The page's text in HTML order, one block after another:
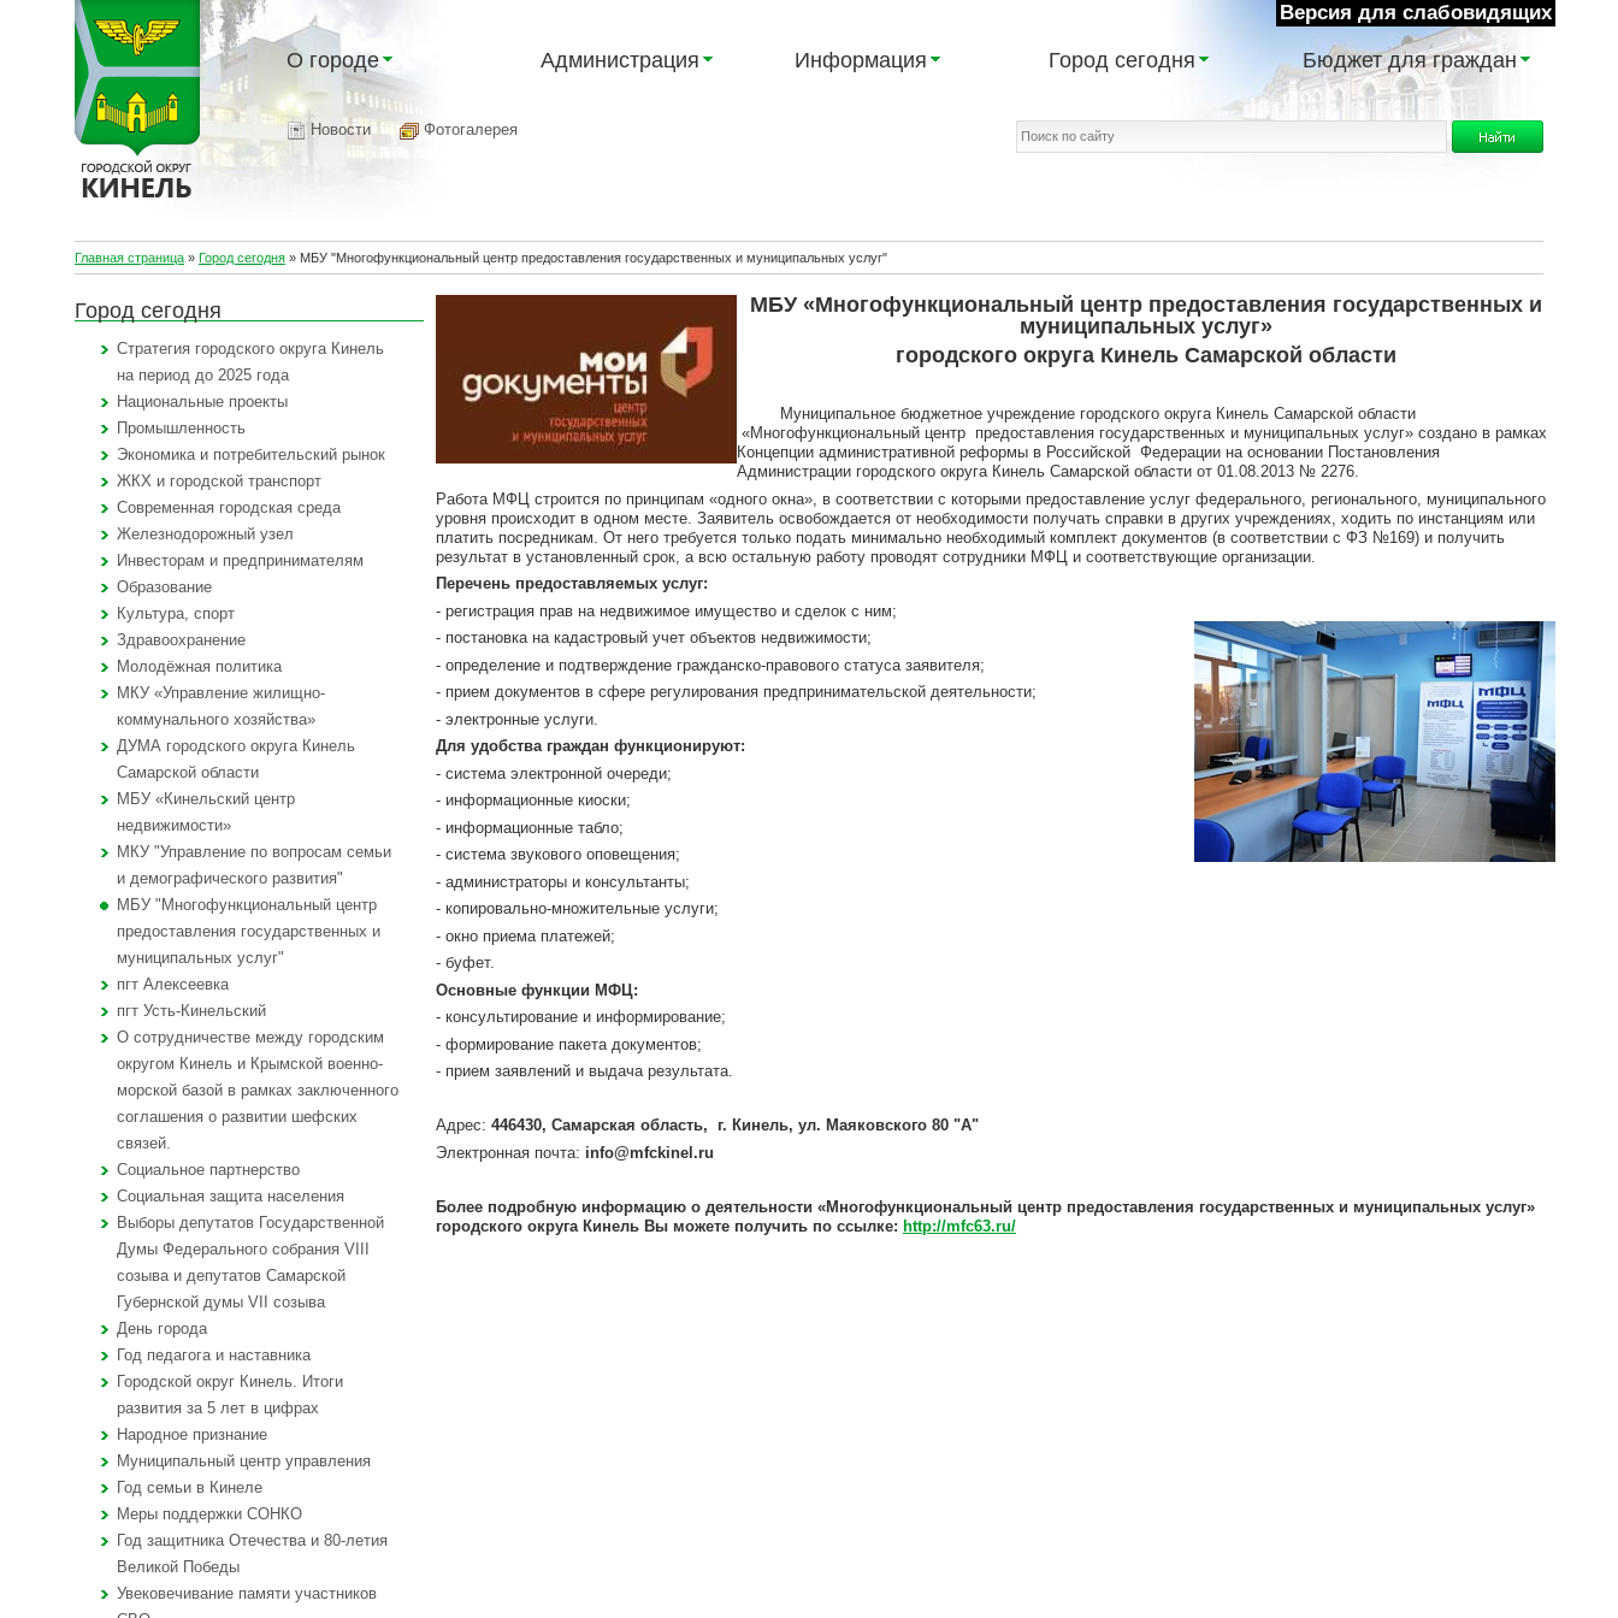
Версия для слабовидящих
О городе Администрация Информация Город сегодня Бюджет для граждан
Новости Фотогалерея
Главная страница » Город сегодня » МБУ "Многофункциональный центр предоставления государственных и муниципальных услуг"
Город сегодня
Стратегия городского округа Кинель
на период до 2025 года
Национальные проекты
Промышленность
Экономика и потребительский рынок
ЖКХ и городской транспорт
Современная городская среда
Железнодорожный узел
Инвесторам и предпринимателям
Образование
Культура, спорт
Здравоохранение
Молодёжная политика
МКУ «Управление жилищно-
коммунального хозяйства»
ДУМА городского округа Кинель
Самарской области
МБУ «Кинельский центр
недвижимости»
МКУ "Управление по вопросам семьи
и демографического развития"
МБУ "Многофункциональный центр
предоставления государственных и
муниципальных услуг"
пгт Алексеевка
пгт Усть-Кинельский
О сотрудничестве между городским
округом Кинель и Крымской военно-
морской базой в рамках заключенного
соглашения о развитии шефских
связей.
Социальное партнерство
Социальная защита населения
Выборы депутатов Государственной
Думы Федерального собрания VIII
созыва и депутатов Самарской
Губернской думы VII созыва
День города
Год педагога и наставника
Городской округ Кинель. Итоги
развития за 5 лет в цифрах
Народное признание
Муниципальный центр управления
Год семьи в Кинеле
Меры поддержки СОНКО
Год защитника Отечества и 80-летия
Великой Победы
Увековечивание памяти участников
МБУ «Многофункциональный центр предоставления государственных и
муниципальных услуг»
городского округа Кинель Самарской области
Муниципальное бюджетное учреждение городского округа Кинель Самарской области
«Многофункциональный центр предоставления государственных и муниципальных услуг» создано в рамках
Концепции административной реформы в Российской Федерации на основании Постановления
Администрации городского округа Кинель Самарской области от 01.08.2013 № 2276.
Работа МФЦ строится по принципам «одного окна», в соответствии с которыми предоставление услуг федерального, регионального, муниципального
уровня происходит в одном месте. Заявитель освобождается от необходимости получать справки в других учреждениях, ходить по инстанциям или
платить посредникам. От него требуется только подать минимально необходимый комплект документов (в соответствии с ФЗ №169) и получить
результат в установленный срок, а всю остальную работу проводят сотрудники МФЦ и соответствующие организации.
Перечень предоставляемых услуг:
- регистрация прав на недвижимое имущество и сделок с ним;
- постановка на кадастровый учет объектов недвижимости;
- определение и подтверждение гражданско-правового статуса заявителя;
- прием документов в сфере регулирования предпринимательской деятельности;
- электронные услуги.
Для удобства граждан функционируют:
- система электронной очереди;
- информационные киоски;
- информационные табло;
- система звукового оповещения;
- администраторы и консультанты;
- копировально-множительные услуги;
- окно приема платежей;
- буфет.
Основные функции МФЦ:
- консультирование и информирование;
- формирование пакета документов;
- прием заявлений и выдача результата.
Адрес: 446430, Самарская область, г. Кинель, ул. Маяковского 80 "А"
Электронная почта: info@mfckinel.ru
Более подробную информацию о деятельности «Многофункциональный центр предоставления государственных и муниципальных услуг»
городского округа Кинель Вы можете получить по ссылке: http://mfc63.ru/